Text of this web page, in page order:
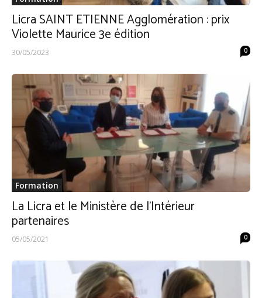
Licra SAINT ETIENNE Agglomération : prix
Violette Maurice 3e édition
30/05/2023 0
Formation
La Licra et le Ministère de l’Intérieur
partenaires
05/05/2021 0